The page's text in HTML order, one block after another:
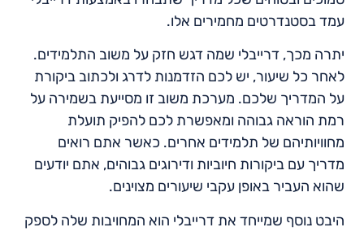
עמד בסטנדרטים מחמירים אלו.
יתרה מכך, דרייבלי שמה דגש חזק על משוב התלמידים.
לאחר כל שיעור, יש לכם הזדמנות לדרג ולכתוב ביקורת
על המדריך שלכם. מערכת משוב זו מסייעת בשמירה על
רמת הוראה גבוהה ומאפשרת לכם להפיק תועלת
מחוויותיהם של תלמידים אחרים. כאשר אתם רואים
מדריך עם ביקורות חיוביות ודירוגים גבוהים, אתם יודעים
שהוא העביר באופן עקבי שיעורים מצוינים.
היבט נוסף שמייחד את דרייבלי הוא המחויבות שלה לספק